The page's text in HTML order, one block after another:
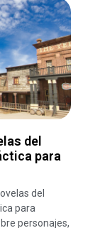
del
para
del
para
personajes,